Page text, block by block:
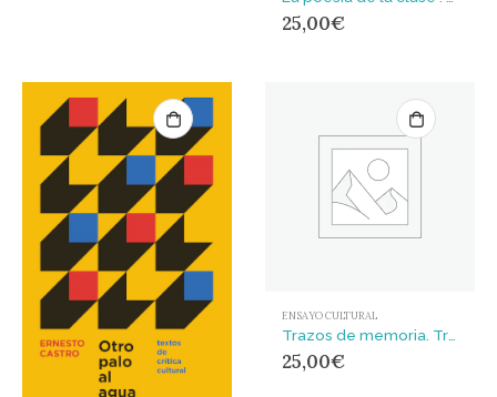
25,00€
ENSAYO CULTURAL
Trazos de memoria. Trozos de historia
25,00€